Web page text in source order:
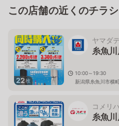
この店舗の近くのチラシ
22枚
ヤマダ
糸魚
10:00～19:30
新潟県糸魚川市横
コメリ
糸魚